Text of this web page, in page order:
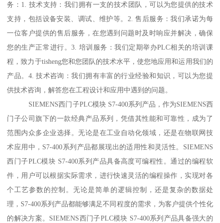
务：1. 技术支持：我们拥有一支的技术团队，可以为您提供的技术
支持，包括设备安装、调试、维护等。2. 售后服务：我们承诺为每
一位客户提供的售后服务，在您遇到问题时及时响应并解决，确保
您的生产正常进行。3. 培训服务：我们定期举办PLC相关的培训课
程，致力于tisheng您和您团队的技术水平，使您地应用和运用我们的
产品。4. 技术咨询：我们拥有丰富的行业经验和知识，可以为您提
供技术咨询，解答您在工程设计和应用中遇到的问题。
SIEMENS西门子PLC模块 S7-400系列产品，作为SIEMENS西
门子公司旗下的一款经典产品系列，凭借其性能和可靠性，成为了
范围内众多企业选择。无论是在工业自动化领域，还是在物联网技
术应用中，S7-400系列产品都展现出的适用性和灵活性。SIEMENS
西门子PLC模块 S7-400系列产品具备高度可编程性。通过的编程软
件，用户可以根据实际需求，进行快速灵活的编程操作，实现对各
个工艺参数的控制。无论是简单的逻辑控制，还是复杂的数据处
理，S7-400系列产品都能够满足不同程度的需求，为客户提供个性化
的解决方案。SIEMENS西门子PLC模块 S7-400系列产品具备强大的